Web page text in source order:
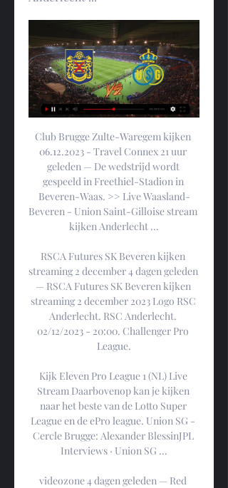
Club Brugge Zulte-Waregem kijken
06.12.2023 - Travel Connex 21 uur
geleden — De wedstrijd wordt
gespeeld in Freethiel-Stadion in
Beveren-Waas. >> Live Waasland-
Beveren - Union Saint-Gilloise stream
kijken Anderlecht ...
RSCA Futures SK Beveren kijken
streaming 2 december 4 dagen geleden
— RSCA Futures SK Beveren kijken
streaming 2 december 2023 Logo RSC
Anderlecht. RSC Anderlecht.
02/12/2023 - 20:00. Challenger Pro
League.
Kijk Eleven Pro League 1 (NL) Live
Stream Daarbovenop kan je kijken
naar het beste van de Lotto Super
League en de ePro league. Union SG -
Cercle Brugge: Alexander BlessinJPL
Interviews · Union SG ...
videozone 4 dagen geleden — Red